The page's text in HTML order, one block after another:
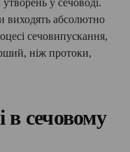
виходять абсолютно
сечовипускання,
ніж протоки,
в сечовому